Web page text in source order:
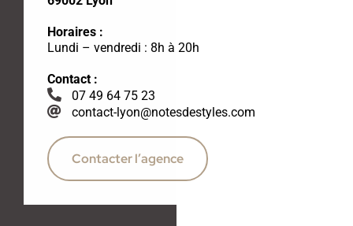
Horaires :
Lundi – vendredi : 8h à 20h
Contact :
07 49 64 75 23
contact-lyon@notesdestyles.com
Contacter l’agence